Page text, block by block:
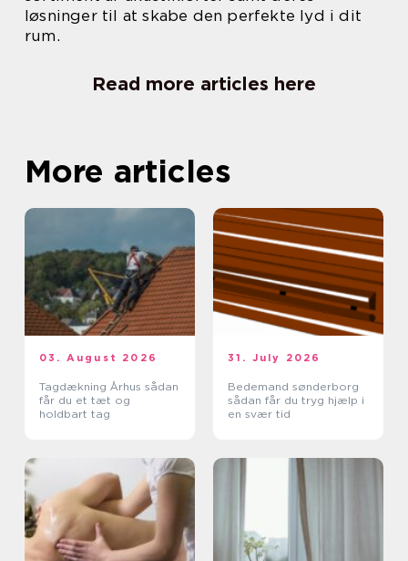
løsninger til at skabe den perfekte lyd i dit
rum.
Read more articles here
More articles
03. August 2026
Tagdækning Århus sådan
får du et tæt og
holdbart tag
31. July 2026
Bedemand sønderborg
sådan får du tryg hjælp i
en svær tid